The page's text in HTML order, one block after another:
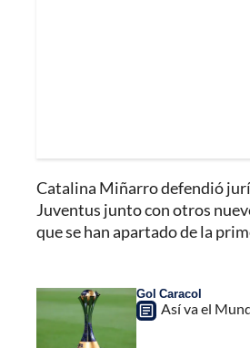
Catalina Miñarro defendió
Juventus junto con otros
que se han apartado de la
Gol Caracol
Así va el